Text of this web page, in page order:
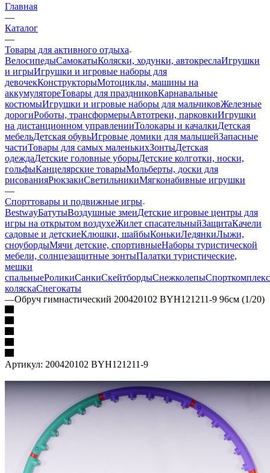
Главная
—
Каталог
—
Товары для активного отдыха
ВелосипедыСамокатыКоляски, ходунки, автокреслаИгрушки
и игрыИгрушки и игровые наборы для
девочекКонструкторыМотоциклы, машины на
аккумулятореТовары для праздниковКарнавальные
костюмыИгрушки и игровые наборы для мальчиковЖелезные
дорогиРоботы, трансформерыАвтотреки, парковкиИгрушки
на дистанционном управленииТолокары и качалкиДетская
мебельДетская обувьИгровые домики для малышейЗапасные
частиТовары для самых маленькихЗонтыДетская
одеждаДетские головные уборыДетские колготки, носки,
гольфыКанцелярские товарыМольберты, доски для
рисованияРюкзакиСветильникиМягконабивные игрушки
—
Спорттовары и подвижные игры
BestwayБатутыВоздушные змеиДетские игровые центры для
игры на открытом воздухеЖилет спасательныйЗащитаКачели
садовые и детскиеКлюшки, шайбыКонькиЛедянкиЛыжи,
сноубордыМячи детские, спортивныеНаборы туристической
мебели, солнцезащитные зонтыПалатки туристические,
мешки
спальныеРоликиСанкиСкейтбордыСнежколепы
коляскаСнегокаты
—Обруч гимнастический 200420102 BYH121211-9 96см (1/20)
Артикул: 200420102 BYH121211-9